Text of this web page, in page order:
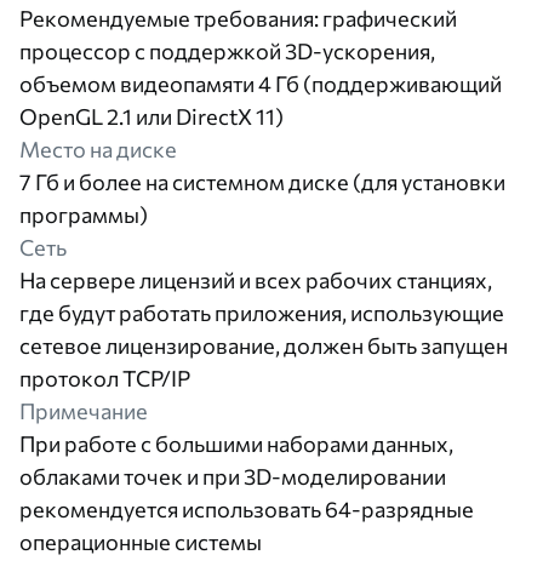
Рекомендуемые требования: графический
процессор с поддержкой 3D-ускорения,
объемом видеопамяти 4 Гб (поддерживающий
OpenGL 2.1 или DirectX 11)
Место на диске
7 Гб и более на системном диске (для установки
программы)
Сеть
На сервере лицензий и всех рабочих станциях,
где будут работать приложения, использующие
сетевое лицензирование, должен быть запущен
протокол TCP/IP
Примечание
При работе с большими наборами данных,
облаками точек и при 3D-моделировании
рекомендуется использовать 64-разрядные
операционные системы